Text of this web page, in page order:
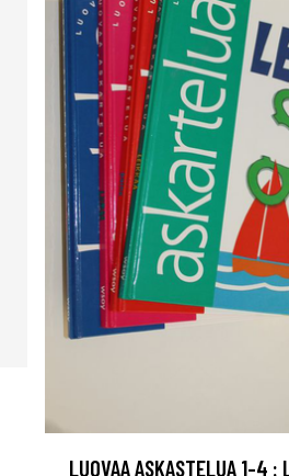
LUOVAA ASKASTELUA 1-4 :